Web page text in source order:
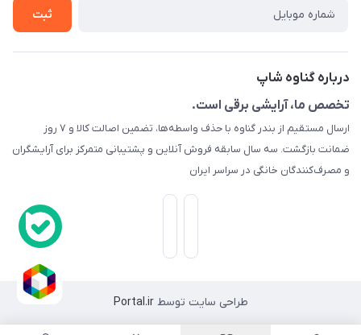
تماس با ما
تست و مرجوعی
رهگیری مرسولات پستی
قوانین ما
راهنما
ثبت
درباره گناوه شاپ
تخصص ما، آرایشی برقی است.
ارسال مستقیم از بندر گناوه با حذف واسطه‌ها، تضمین اصالت کالا و ۷ روز
ضمانت بازگشت. سه سال سابقه فروش آنلاین و پشتیبانی متمرکز برای آرایشگران
و مصرف‌کنندگان خانگی در سراسر ایران
طراحی سایت توسطPortal.ir